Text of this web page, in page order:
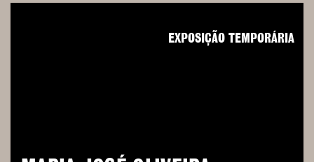
EXPOSIÇÃO TEMPORÁRIA